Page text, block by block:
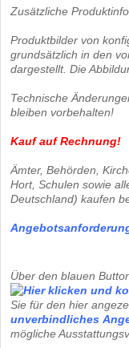
Zusätzliche
Produktbilder von
grundsätzlich in den
dargestellt. Die
Technische
bleiben vorbehalten!
Kauf auf Rechnung!
Ämter, Behörden,
Hort, Schulen sowie
Deutschland) kaufen
Über den blauen
Sie für den hier
unverbindliches
mögliche